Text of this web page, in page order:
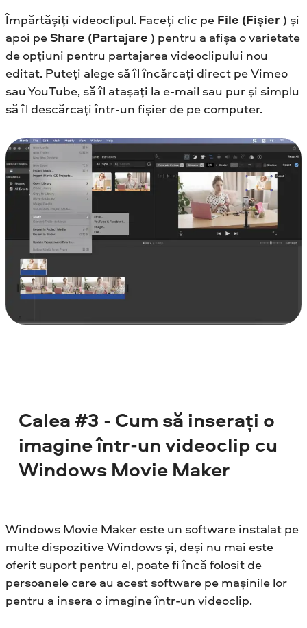
Împărtășiți videoclipul. Faceți clic pe File (Fișier ) și
apoi peShare (Partajare ) pentru a afișa o varietate
de opțiuni pentru partajarea videoclipului nou
editat. Puteți alege să îl încărcați direct pe Vimeo
sau YouTube, să îl atașați la e-mail sau pur și simplu
să îl descărcați într-un fișier de pe computer.
Calea #3 - Cum să inserați o
imagine într-un videoclip cu
Windows Movie Maker
Windows Movie Maker este un software instalat pe
multe dispozitive Windows și, deși nu mai este
oferit suport pentru el, poate fi încă folosit de
persoanele care au acest software pe mașinile lor
pentru a insera o imagine într-un videoclip.